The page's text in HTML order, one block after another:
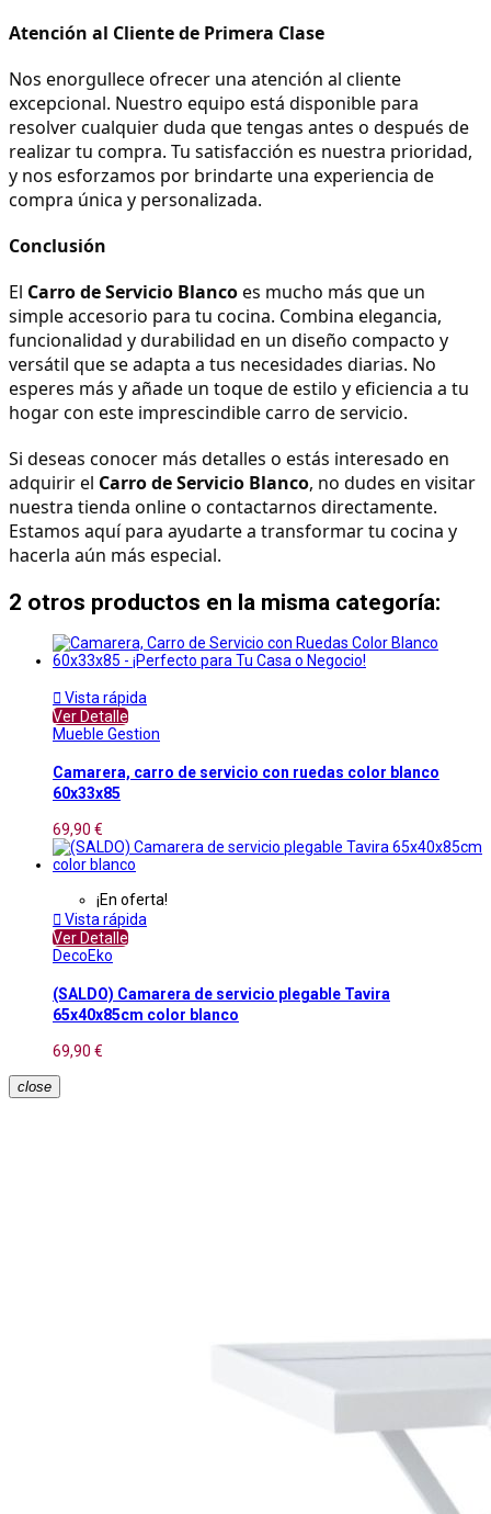
Atención al Cliente de Primera Clase
Nos enorgullece ofrecer una atención al cliente
excepcional. Nuestro equipo está disponible para
resolver cualquier duda que tengas antes o después de
realizar tu compra. Tu satisfacción es nuestra prioridad,
y nos esforzamos por brindarte una experiencia de
compra única y personalizada.
Conclusión
El Carro de Servicio Blanco es mucho más que un
simple accesorio para tu cocina. Combina elegancia,
funcionalidad y durabilidad en un diseño compacto y
versátil que se adapta a tus necesidades diarias. No
esperes más y añade un toque de estilo y eficiencia a tu
hogar con este imprescindible carro de servicio.
Si deseas conocer más detalles o estás interesado en
adquirir el Carro de Servicio Blanco, no dudes en visitar
nuestra tienda online o contactarnos directamente.
Estamos aquí para ayudarte a transformar tu cocina y
hacerla aún más especial.
2 otros productos en la misma categoría:
 Vista rápida
Ver Detalle
Mueble Gestion
Camarera, carro de servicio con ruedas color blanco
60x33x85
69,90 €
¡En oferta!
 Vista rápida
Ver Detalle
DecoEko
(SALDO) Camarera de servicio plegable Tavira
65x40x85cm color blanco
69,90 €
close